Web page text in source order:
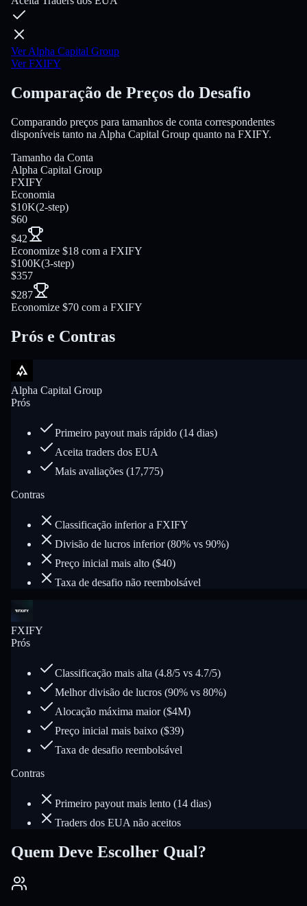
Ver Alpha Capital Group
Ver FXIFY
Comparação de Preços do Desafio
Comparando preços para tamanhos de conta correspondentes
disponíveis tanto na Alpha Capital Group quanto na FXIFY.
Tamanho da Conta
Alpha Capital Group
FXIFY
Economia
$10K(2-step)
$60
$42
Economize $18 com a FXIFY
$100K(3-step)
$357
$287
Economize $70 com a FXIFY
Prós e Contras
Alpha Capital Group
Prós
Primeiro payout mais rápido (14 dias)
Aceita traders dos EUA
Mais avaliações (17,775)
Contras
Classificação inferior a FXIFY
Divisão de lucros inferior (80% vs 90%)
Preço inicial mais alto ($40)
Taxa de desafio não reembolsável
FXIFY
Prós
Classificação mais alta (4.8/5 vs 4.7/5)
Melhor divisão de lucros (90% vs 80%)
Alocação máxima maior ($4M)
Preço inicial mais baixo ($39)
Taxa de desafio reembolsável
Contras
Primeiro payout mais lento (14 dias)
Traders dos EUA não aceitos
Quem Deve Escolher Qual?